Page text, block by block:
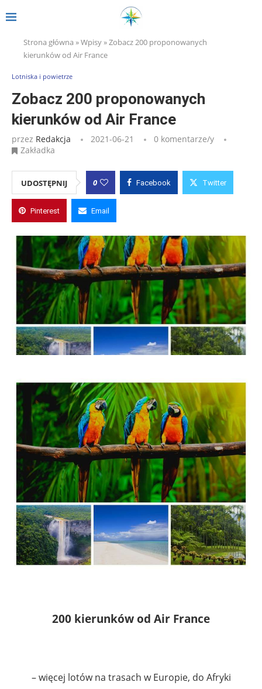
Strona główna »Wpisy»Zobacz 200 proponowanych
kierunków od Air France
Lotniska i powietrze
Zobacz 200 proponowanych
kierunków od Air France
przez Redakcja 2021-06-21
0 komentarze/y
Zakładka
UDOSTĘPNIJ 0 Facebook Twitter
Pinterest Email
200 kierunków od Air France
– więcej lotów na trasach w Europie, do Afryki